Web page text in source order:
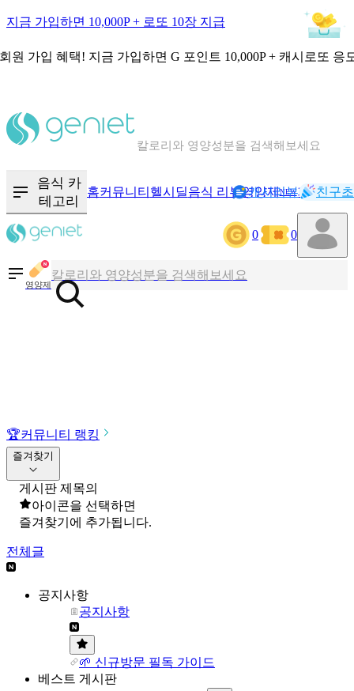
지금 가입하면 10,000P + 로또 10장 지급
원 가입 혜택! 지금 가입하면 G 포인트 10,000P + 캐시로또 응
칼로리와 영양성분을 검색해보세요
음식 · 영양제 리뷰를 찾아보세요
음식 카
테고리
홈커뮤니티 헬시딜음식 리뷰영양제NEW기록
캐시리뷰 친구
0 0
영양제
칼로리와 영양성분을 검색해보세요
혈당 · 다이어트 음식 검색해보세요
🏆커뮤니티 랭킹
즐겨찾기
게시판 제목의
아이콘을 선택하면
즐겨찾기에 추가됩니다.
전체글
공지사항
공지사항
🌱 신규방문 필독 가이드
베스트 게시판